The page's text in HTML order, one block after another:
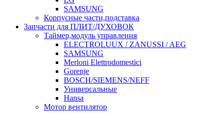
SAMSUNG
Корпусные части,подставка
Запчасти для ПЛИТ/ДУХОВОК
Таймер,модуль управления
ELECTROLUUX / ZANUSSI / AEG
SAMSUNG
Merloni Elettrodomestici
Gorenje
BOSCH/SIEMENS/NEFF
Универсальные
Hansa
Мотор вентилятор